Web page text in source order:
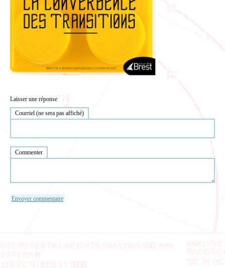
Laisser une réponse
Courriel (ne sera pas affiché)
Commenter